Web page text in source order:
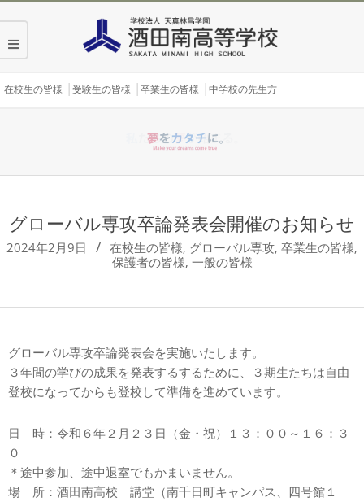
content
Secondary
在校生の皆様 受験生の皆様 卒業生の皆様 中学校の先生方
グローバル専攻卒論発表会開催のお知らせ
2024年2月9日 在校生の皆様, グローバル専攻, 卒業生の皆様,
保護者の皆様, 一般の皆様
グローバル専攻卒論発表会を実施いたします。
３年間の学びの成果を発表するするために、３期生たちは自由
登校になってからも登校して準備を進めています。
日 時：令和６年２月２３日（金・祝）１３：００～１６：３
０
＊途中参加、途中退室でもかまいません。
場 所：酒田南高校 講堂（南千日町キャンパス、四号館１